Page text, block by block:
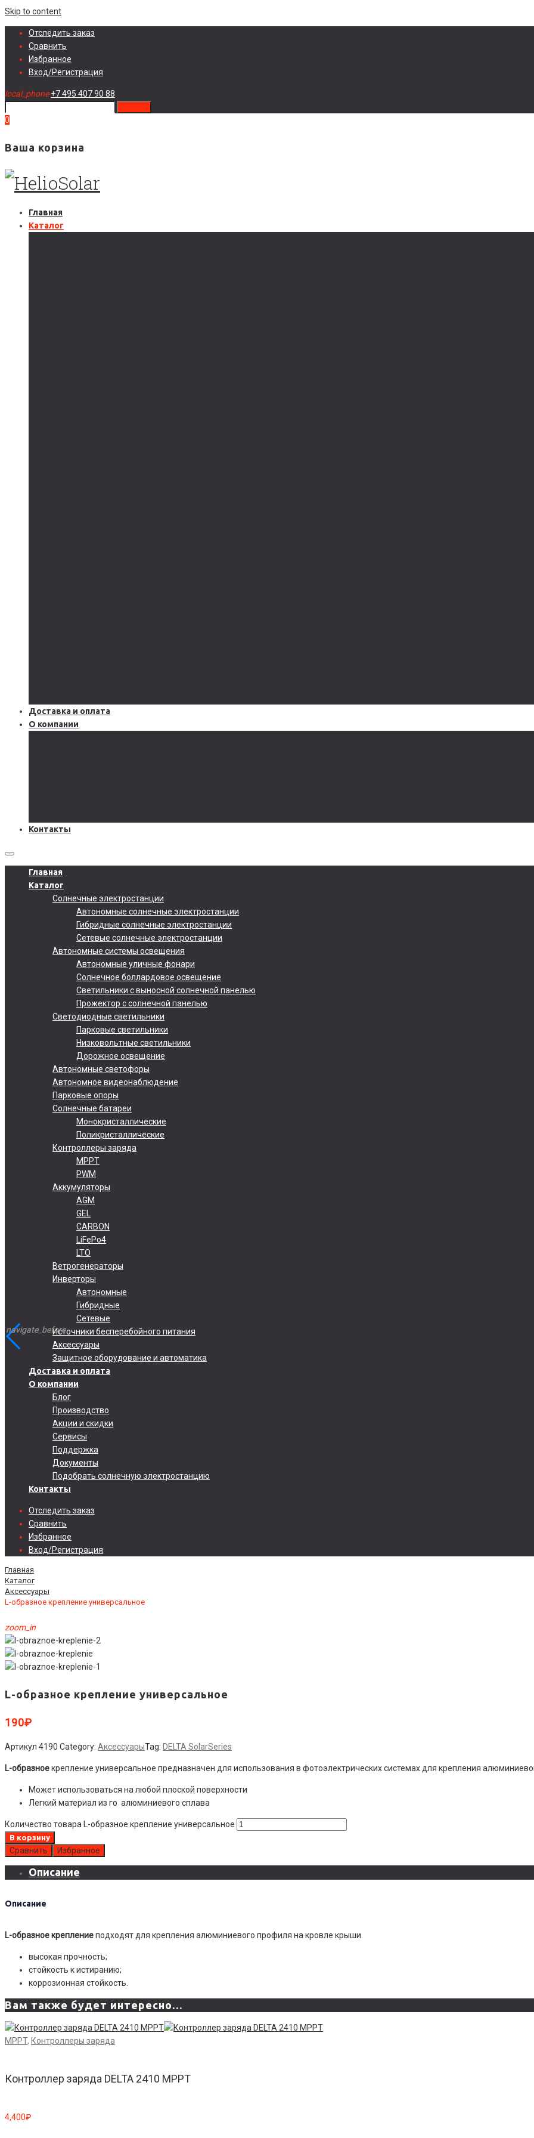
Skip to content
Отследить заказ
Сравнить
Избранное
Вход/Регистрация
local_phone +7 495 407 90 88
0
Ваша корзина
Главная
Каталог
Доставка и оплата
О компании
Контакты
Главная
Каталог
Солнечные электростанции
Автономные солнечные электростанции
Гибридные солнечные электростанции
Сетевые солнечные электростанции
Автономные системы освещения
Автономные уличные фонари
Солнечное боллардовое освещение
Светильники с выносной солнечной панелью
Прожектор с солнечной панелью
Светодиодные светильники
Парковые светильники
Низковольтные светильники
Дорожное освещение
Автономные светофоры
Автономное видеонаблюдение
Парковые опоры
Солнечные батареи
Монокристаллические
Поликристаллические
Контроллеры заряда
MPPT
PWM
Аккумуляторы
AGM
GEL
CARBON
LiFePo4
LTO
Ветрогенераторы
Инверторы
Автономные
Гибридные
Сетевые
Источники бесперебойного питания
Аксессуары
Защитное оборудование и автоматика
Доставка и оплата
О компании
Блог
Производство
Акции и скидки
Сервисы
Поддержка
Документы
Подобрать солнечную электростанцию
Контакты
Отследить заказ
Сравнить
Избранное
Вход/Регистрация
Главная
Каталог
Аксессуары
L-образное крепление универсальное
zoom_in
L-образное крепление универсальное
190₽
Артикул 4190 Category: АксессуарыTag: DELTA SolarSeries
L-образноекрепление универсальное предназначен для использования в фотоэлектрических системах для крепления
Может использоваться на любой плоской поверхности
Легкий материал из го алюминиевого сплава
Количество товара L-образное крепление универсальное
В корзину
Сравнить Избранное
Описание
Описание
L-образное креплениеподходят для крепления алюминиевого профиля на кровле крыши.
высокая прочность;
стойкость к истиранию;
коррозионная стойкость.
Вам также будет интересно…
MPPT, Контроллеры заряда
Контроллер заряда DELTA 2410 MPPT
4,400₽
navigate_before
navigate_before